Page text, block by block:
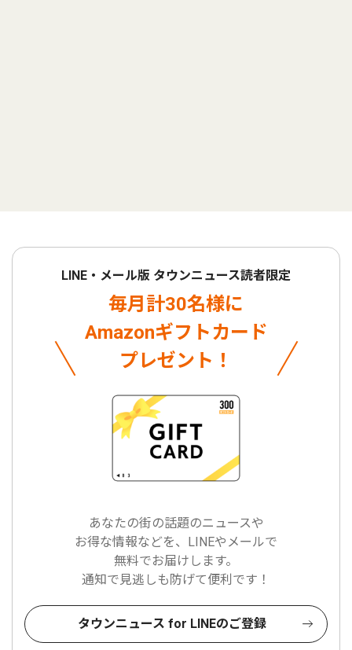
LINE・メール版 タウンニュース読者限定
毎月計30名様に
Amazonギフトカード
プレゼント！
あなたの街の話題のニュースや
お得な情報などを、LINEやメールで
無料でお届けします。
通知で見逃しも防げて便利です！
タウンニュース for LINEのご登録